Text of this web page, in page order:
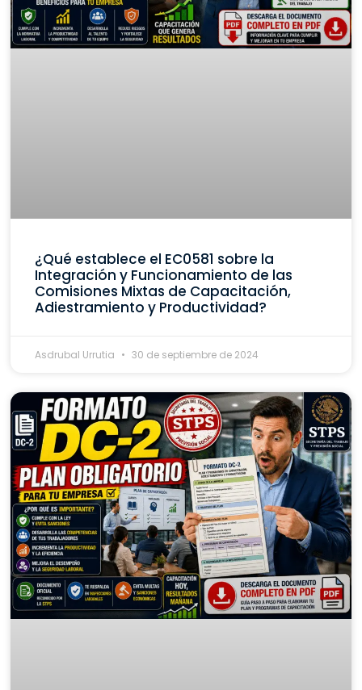
¿Qué establece el EC0581 sobre la
Integración y Funcionamiento de las
Comisiones Mixtas de Capacitación,
Adiestramiento y Productividad?
Asdrubal Urrutia 30 de septiembre de 2024